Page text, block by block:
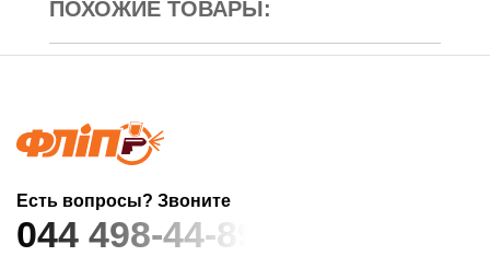
ПОХОЖИЕ ТОВАРЫ:
Есть вопросы? Звоните
044 498-44-89